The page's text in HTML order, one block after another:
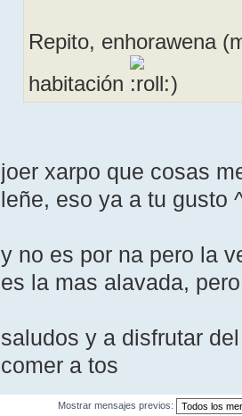
Repito, enhorawena
habitación
)
joer xarpo que cosas
leñe, eso ya a tu gusto
y no es por na pero la
es la mas alavada,
saludos y a disfrutar
comer a tos
Mostrar mensajes previos: